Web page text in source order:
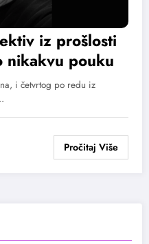
iz prošlosti
nikakvu pouku
i četvrtog po redu iz